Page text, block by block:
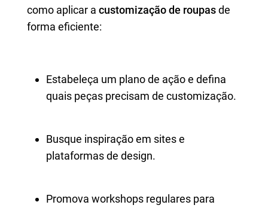
como aplicar a customização de roupasde
forma eficiente:
Estabeleça um plano de ação e defina
quais peças precisam de customização.
Busque inspiração em sites e
plataformas de design.
Promova workshops regulares para